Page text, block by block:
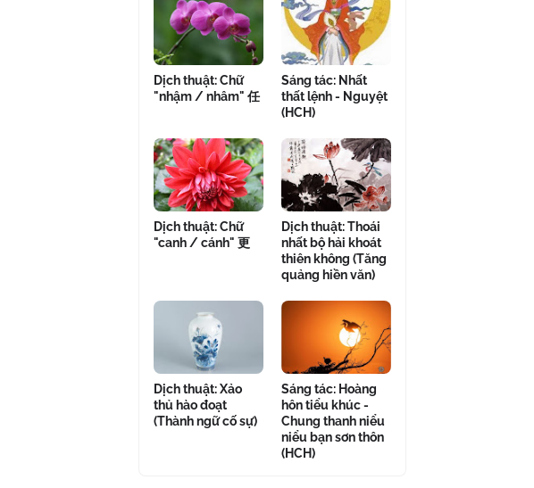
Dịch thuật: Chữ
"nhậm / nhâm" 任
Sáng tác: Nhất
thất lệnh - Nguyệt
(HCH)
Dịch thuật: Chữ
"canh / cánh" 更
Dịch thuật: Thoái
nhất bộ hải khoát
thiên không (Tăng
quảng hiền văn)
Dịch thuật: Xảo
thủ hào đoạt
(Thành ngữ cố sự)
Sáng tác: Hoàng
hôn tiểu khúc -
Chung thanh niểu
niểu bạn sơn thôn
(HCH)